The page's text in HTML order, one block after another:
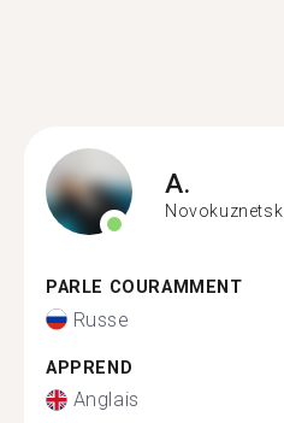
A.
Novokuznetsk
PARLE COURAMMENT
Russe
APPREND
Anglais